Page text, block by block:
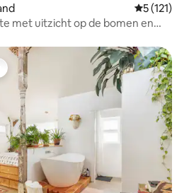
5 (121)
met uitzicht op de bomen en